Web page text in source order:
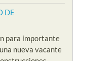
DE
para importante
nueva vacante